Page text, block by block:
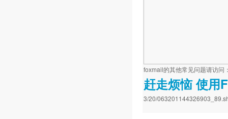
foxmail的其他常见问题请访
赶走烦恼 使用
3/20/